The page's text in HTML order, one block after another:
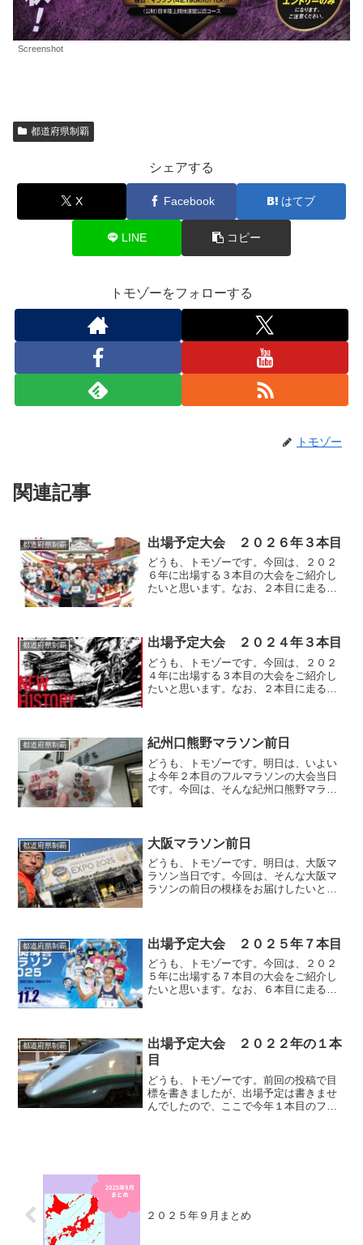
Screenshot
都道府県制覇
シェアする
X Facebook はてブ
LINE コピー
トモゾーをフォローする
トモゾー
関連記事
都道府県制覇 出場予定大会 ２０２６年３本目
どうも、トモゾーです。今回は、２０２
６年に出場する３本目の大会をご紹介し
たいと思います。なお、２本目に走る予
２６年２月１５日（日）で...
都道府県制覇 出場予定大会 ２０２４年３本目
どうも、トモゾーです。今回は、２０２
４年に出場する３本目の大会をご紹介し
たいと思います。なお、２本目に走る大
年２月１８日（日）です。...
都道府県制覇 紀州口熊野マラソン前日
どうも、トモゾーです。明日は、いよい
よ今年２本目のフルマラソンの大会当日
です。今回は、そんな紀州口熊野マラソ
和歌山さて、和歌山県への...
都道府県制覇 大阪マラソン前日
どうも、トモゾーです。明日は、大阪マ
ラソン当日です。今回は、そんな大阪マ
ラソンの前日の模様をお届けしたいと思
金沢駅までは歩いて向かっ...
都道府県制覇 出場予定大会 ２０２５年７本目
どうも、トモゾーです。今回は、２０２
５年に出場する７本目の大会をご紹介し
たいと思います。なお、６本目に走る予
は２０２５年１１月２日（日...
都道府県制覇
出場予定大会 ２０２２年の１本
目
どうも、トモゾーです。前回の投稿で目
標を書きましたが、出場予定は書きませ
んでしたので、ここで今年１本目のフル
２０２５年９月まとめ